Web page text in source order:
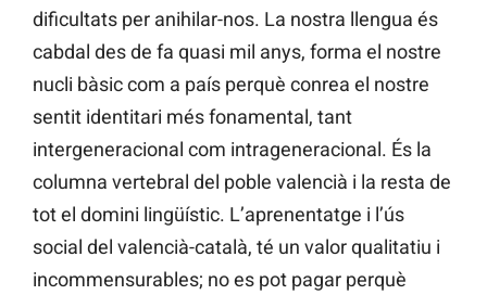
dificultats per anihilar-nos. La nostra llengua és
cabdal des de fa quasi mil anys, forma el nostre
nucli bàsic com a país perquè conrea el nostre
sentit identitari més fonamental, tant
intergeneracional com intrageneracional. És la
columna vertebral del poble valencià i la resta de
tot el domini lingüístic. L’aprenentatge i l’ús
social del valencià-català, té un valor qualitatiu i
incommensurables; no es pot pagar perquè